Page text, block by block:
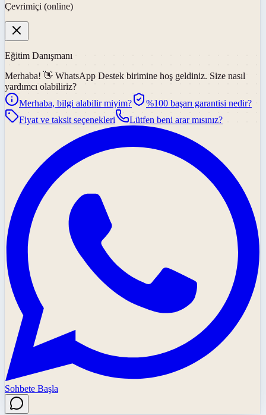
Çevrimiçi (online)
Eğitim Danışmanı
Merhaba! 👋 WhatsApp Destek birimine hoş geldiniz. Size nasıl
yardımcı olabiliriz?
Merhaba, bilgi alabilir miyim?
%100 başarı garantisi nedir?
Fiyat ve taksit seçenekleri
Lütfen beni arar mısınız?
Sohbete Başla